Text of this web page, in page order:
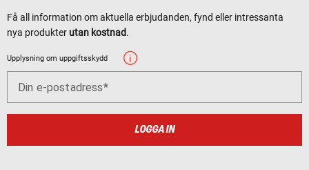
Få all information om aktuella erbjudanden, fynd eller intressanta
nya produkter utan kostnad.
Upplysning om uppgiftsskydd
Din e-postadress
LOGGA IN